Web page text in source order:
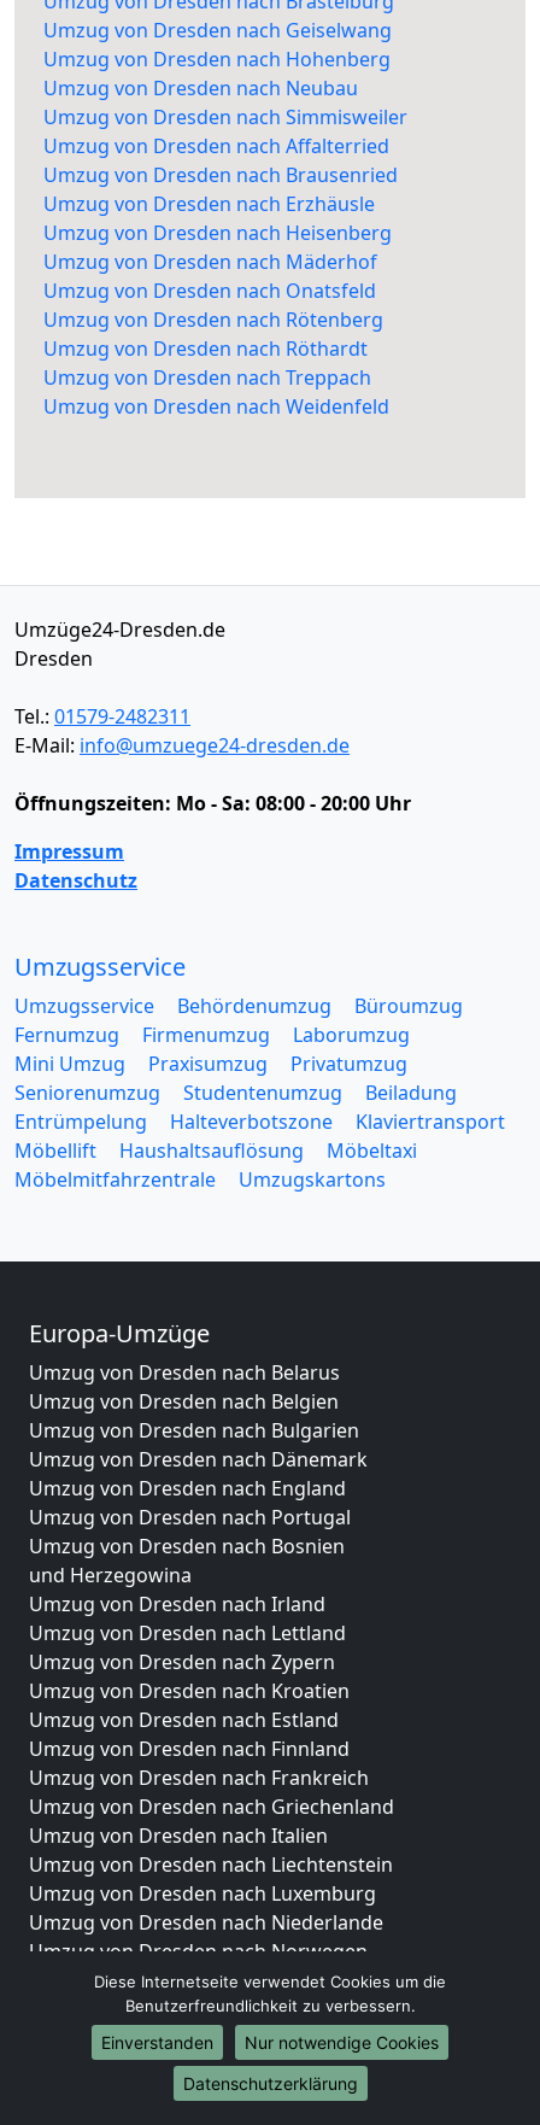
Umzug von Dresden nach Geiselwang
Umzug von Dresden nach Hohenberg
Umzug von Dresden nach Neubau
Umzug von Dresden nach Simmisweiler
Umzug von Dresden nach Affalterried
Umzug von Dresden nach Brausenried
Umzug von Dresden nach Erzhäusle
Umzug von Dresden nach Heisenberg
Umzug von Dresden nach Mäderhof
Umzug von Dresden nach Onatsfeld
Umzug von Dresden nach Rötenberg
Umzug von Dresden nach Röthardt
Umzug von Dresden nach Treppach
Umzug von Dresden nach Weidenfeld
Umzüge24-Dresden.de
Dresden
Tel.: 01579-2482311
E-Mail: info@umzuege24-dresden.de
Öffnungszeiten: Mo - Sa: 08:00 - 20:00 Uhr
Impressum
Datenschutz
Umzugsservice
Umzugsservice Behördenumzug
Büroumzug
Fernumzug
Firmenumzug
Laborumzug
Mini Umzug
Praxisumzug
Privatumzug
Seniorenumzug
Studentenumzug
Beiladung
Entrümpelung
Halteverbotszone
Klaviertransport
Möbellift
Haushaltsauflösung
Möbeltaxi
Möbelmitfahrzentrale
Umzugskartons
Europa-Umzüge
Umzug von Dresden nach Belarus
Umzug von Dresden nach Belgien
Umzug von Dresden nach Bulgarien
Umzug von Dresden nach Dänemark
Umzug von Dresden nach England
Umzug von Dresden nach Portugal
Umzug von Dresden nach Bosnien
und Herzegowina
Umzug von Dresden nach Irland
Umzug von Dresden nach Lettland
Umzug von Dresden nach Zypern
Umzug von Dresden nach Kroatien
Umzug von Dresden nach Estland
Umzug von Dresden nach Finnland
Umzug von Dresden nach Frankreich
Umzug von Dresden nach Griechenland
Umzug von Dresden nach Italien
Umzug von Dresden nach Liechtenstein
Umzug von Dresden nach Luxemburg
Umzug von Dresden nach Niederlande
Umzug von Dresden nach Norwegen
Umzüge-Deutschlandweit
Umzug von Dresden nach Berlin
Umzug von Dresden nach Hamburg
Umzug von Dresden nach München
Diese Internetseite verwendet Cookies um die
Benutzerfreundlichkeit zu verbessern.
Einverstanden
Nur notwendige Cookies
Datenschutzerklärung